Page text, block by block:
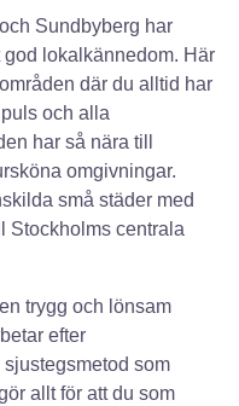
Sundbyberg har
lokalkännedom. Här
där du alltid har
och alla
har så nära till
omgivningar.
små städer med
Stockholms centrala
trygg och lönsam
efter
som
allt för att du som